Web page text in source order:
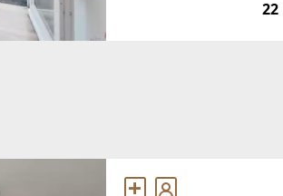
ein Zimmer und ein22